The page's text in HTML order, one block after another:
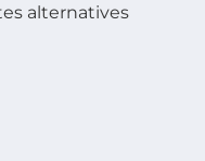
alternatives